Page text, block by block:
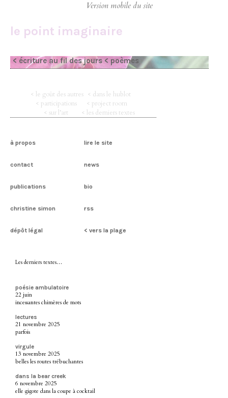
le point imaginaire
< écriture au fil des jours < poèmes
< le goût des autres < dans le hublot
< participations
< project room
< sur l’art
< les derniers textes
à propos lire le site
contact news
publications bio
christine simon rss
dépôt légal < vers la plage
Les derniers textes…
poésie ambulatoire
22 juin
incessantes chimères de mots
lectures
21 novembre 2025
parfois
virgule
13 novembre 2025
belles les routes trébuchantes
dans la bear creek
6 novembre 2025
elle gigote dans la coupe à cocktail